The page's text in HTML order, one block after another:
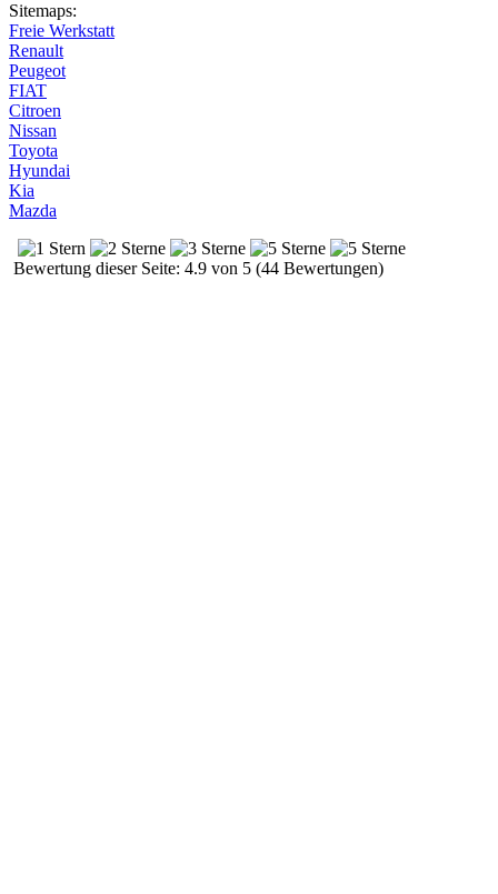
Sitemaps:
Freie Werkstatt
Renault
Peugeot
FIAT
Citroen
Nissan
Toyota
Hyundai
Kia
Mazda
Bewertung dieser Seite: 4.9 von 5 (44 Bewertungen)